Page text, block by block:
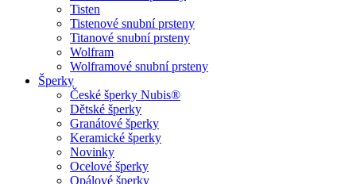
Tisten
Tistenové snubní prsteny
Titanové snubní prsteny
Wolfram
Wolframové snubní prsteny
Šperky
České šperky Nubis®
Dětské šperky
Granátové šperky
Keramické šperky
Novinky
Ocelové šperky
Opálové šperky